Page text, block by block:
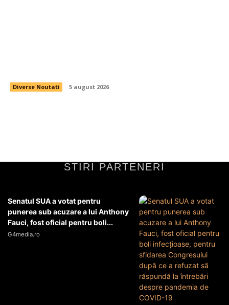
Diverse Noutati 5 august 2026
STIRI PARTENERI
Senatul SUA a votat pentru
punerea sub acuzare a lui Anthony
Fauci, fost oficial pentru boli...
G4media.ro